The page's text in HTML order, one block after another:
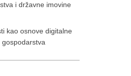
i državne imovine
kao osnove digitalne